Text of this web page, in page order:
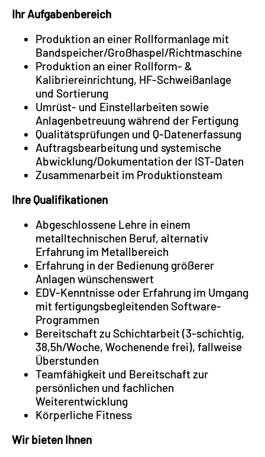
Ihr Aufgabenbereich
Produktion an einer Rollformanlage mit
Bandspeicher/Großhaspel/Richtmaschine
Produktion an einer Rollform- &
Kalibriereinrichtung, HF-Schweißanlage
und Sortierung
Umrüst- und Einstellarbeiten sowie
Anlagenbetreuung während der Fertigung
Qualitätsprüfungen und Q-Datenerfassung
Auftragsbearbeitung und systemische
Abwicklung/Dokumentation der IST-Daten
Zusammenarbeit im Produktionsteam
Ihre Qualifikationen
Abgeschlossene Lehre in einem
metalltechnischen Beruf, alternativ
Erfahrung im Metallbereich
Erfahrung in der Bedienung größerer
Anlagen wünschenswert
EDV-Kenntnisse oder Erfahrung im Umgang
mit fertigungsbegleitenden Software-
Programmen
Bereitschaft zu Schichtarbeit (3-schichtig,
38,5h/Woche, Wochenende frei), fallweise
Überstunden
Teamfähigkeit und Bereitschaft zur
persönlichen und fachlichen
Weiterentwicklung
Körperliche Fitness
Wir bieten Ihnen